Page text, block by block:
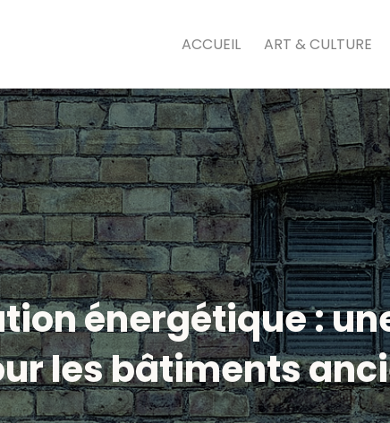
ACCUEIL ART & CULTURE
énergétique :
les bâtiments